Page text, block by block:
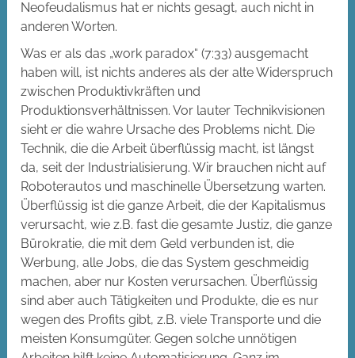
Neofeudalismus hat er nichts gesagt, auch nicht in
anderen Worten.
Was er als das „work paradox“ (7:33) ausgemacht
haben will, ist nichts anderes als der alte Widerspruch
zwischen Produktivkräften und
Produktionsverhältnissen. Vor lauter Technikvisionen
sieht er die wahre Ursache des Problems nicht. Die
Technik, die die Arbeit überflüssig macht, ist längst
da, seit der Industrialisierung. Wir brauchen nicht auf
Roboterautos und maschinelle Übersetzung warten.
Überflüssig ist die ganze Arbeit, die der Kapitalismus
verursacht, wie z.B. fast die gesamte Justiz, die ganze
Bürokratie, die mit dem Geld verbunden ist, die
Werbung, alle Jobs, die das System geschmeidig
machen, aber nur Kosten verursachen. Überflüssig
sind aber auch Tätigkeiten und Produkte, die es nur
wegen des Profits gibt, z.B. viele Transporte und die
meisten Konsumgüter. Gegen solche unnötigen